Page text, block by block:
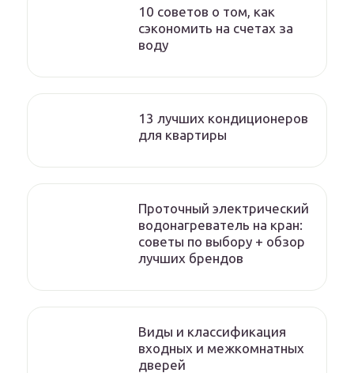
10 советов о том, как
сэкономить на счетах за
воду
13 лучших кондиционеров
для квартиры
Проточный электрический
водонагреватель на кран:
советы по выбору + обзор
лучших брендов
Виды и классификация
входных и межкомнатных
дверей